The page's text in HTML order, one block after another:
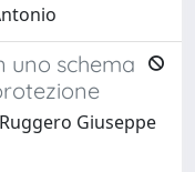
uno schema
Giuseppe